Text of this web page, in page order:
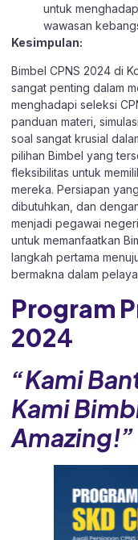
untuk
wawasan
Kesimpulan:
Bimbel CPNS 2024 di
sangat penting dalam
menghadapi seleksi
panduan materi,
soal sangat krusial
pilihan Bimbel yang
fleksibilitas untuk
mereka. Persiapan
dibutuhkan, dan
menjadi pegawai
untuk memanfaatkan
langkah pertama
bermakna dalam
Program
2024
“Kami
Kami
Amazing!”